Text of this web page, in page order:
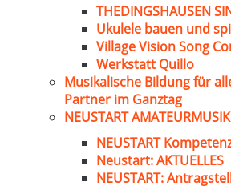
THEDINGSHAUSEN
Ukulele bauen und
Village Vision Song
Werkstatt Quillo
Musikalische Bildung für
Partner im Ganztag
NEUSTART AMATEURMUSIK
NEUSTART
Neustart: AKTUELLES
NEUSTART: